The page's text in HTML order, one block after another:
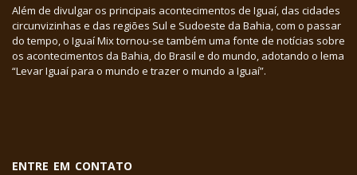
Além de divulgar os principais acontecimentos de Iguaí, das cidades
circunvizinhas e das regiões Sul e Sudoeste da Bahia, com o passar
do tempo, o Iguaí Mix tornou-se também uma fonte de notícias sobre
os acontecimentos da Bahia, do Brasil e do mundo, adotando o lema
“Levar Iguaí para o mundo e trazer o mundo a Iguaí”.
ENTRE EM CONTATO